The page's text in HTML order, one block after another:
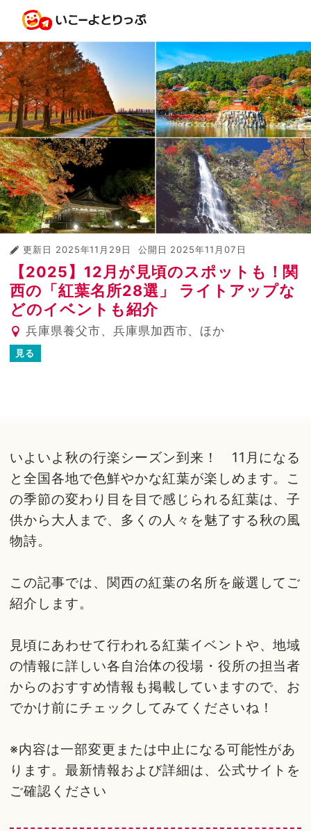
更新日 2025年11月29日 公開日 2025年11月07日
【2025】12月が見頃のスポットも！関
西の「紅葉名所28選」 ライトアップな
どのイベントも紹介
兵庫県養父市、兵庫県加西市、ほか
見る
いよいよ秋の行楽シーズン到来！ 11月になる
と全国各地で色鮮やかな紅葉が楽しめます。こ
の季節の変わり目を目で感じられる紅葉は、子
供から大人まで、多くの人々を魅了する秋の風
物詩。
この記事では、関西の紅葉の名所を厳選してご
紹介します。
見頃にあわせて行われる紅葉イベントや、地域
の情報に詳しい各自治体の役場・役所の担当者
からのおすすめ情報も掲載していますので、お
でかけ前にチェックしてみてくださいね！
※内容は一部変更または中止になる可能性があ
ります。最新情報および詳細は、公式サイトを
ご確認ください